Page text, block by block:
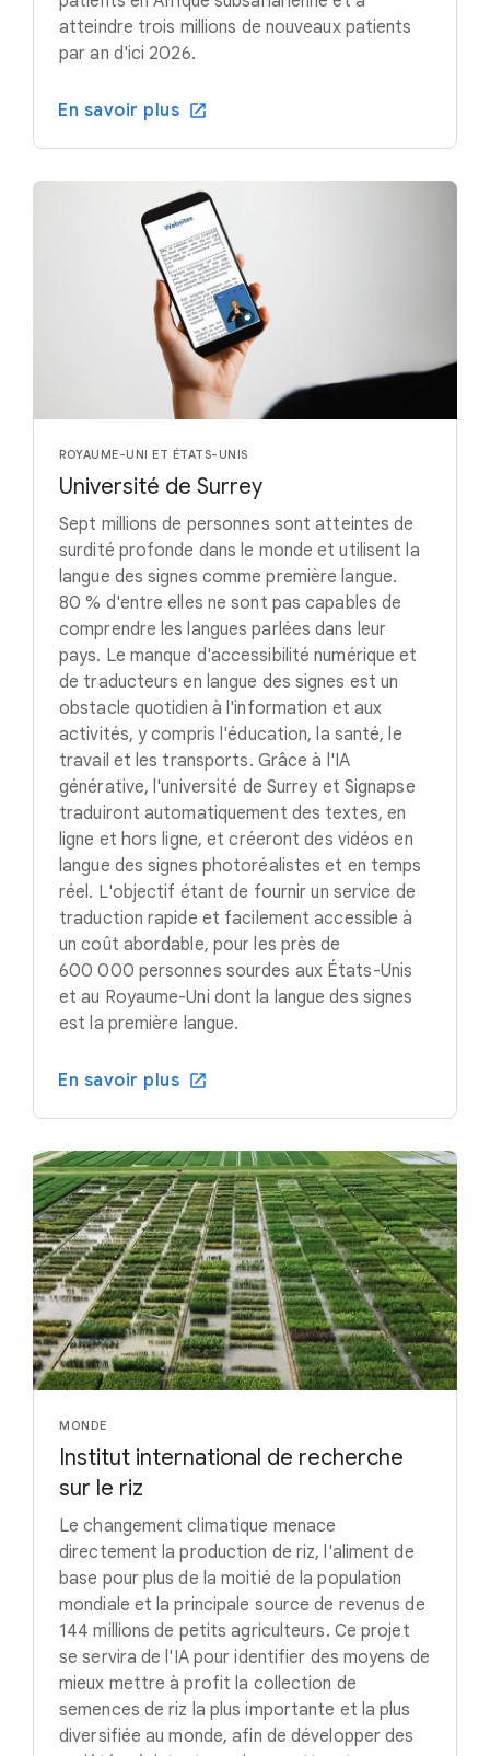
atteindre trois millions de nouveaux patients
par an d'ici 2026.
En savoir plus
ROYAUME-UNI ET ÉTATS-UNIS
Université de Surrey
Sept millions de personnes sont atteintes de
surdité profonde dans le monde et utilisent la
langue des signes comme première langue.
80 % d'entre elles ne sont pas capables de
comprendre les langues parlées dans leur
pays. Le manque d'accessibilité numérique et
de traducteurs en langue des signes est un
obstacle quotidien à l'information et aux
activités, y compris l'éducation, la santé, le
travail et les transports. Grâce à l'IA
générative, l'université de Surrey et Signapse
traduiront automatiquement des textes, en
ligne et hors ligne, et créeront des vidéos en
langue des signes photoréalistes et en temps
réel. L'objectif étant de fournir un service de
traduction rapide et facilement accessible à
un coût abordable, pour les près de
600 000 personnes sourdes aux États-Unis
et au Royaume-Uni dont la langue des signes
est la première langue.
En savoir plus
MONDE
Institut international de recherche
sur le riz
Le changement climatique menace
directement la production de riz, l'aliment de
base pour plus de la moitié de la population
mondiale et la principale source de revenus de
144 millions de petits agriculteurs. Ce projet
se servira de l'IA pour identifier des moyens de
mieux mettre à profit la collection de
semences de riz la plus importante et la plus
diversifiée au monde, afin de développer des